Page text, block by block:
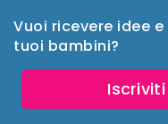
Vuoi ricevere idee
tuoi bambini?